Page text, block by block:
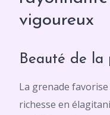
vigoureux
Beauté de la
La grenade
richesse en